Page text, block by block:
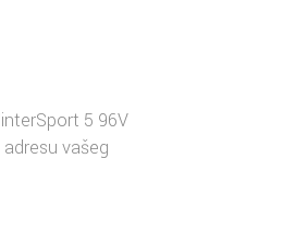
5 96V
vašeg